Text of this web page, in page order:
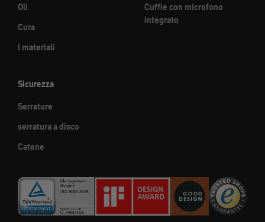
Oli
Cura
I materiali
Cuffie con microfono
integrato
Sicurezza
Serrature
serratura a disco
Catene